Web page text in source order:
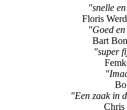
"snelle
Floris
"Goed
Bart
"super
"Een zaak in
Chris